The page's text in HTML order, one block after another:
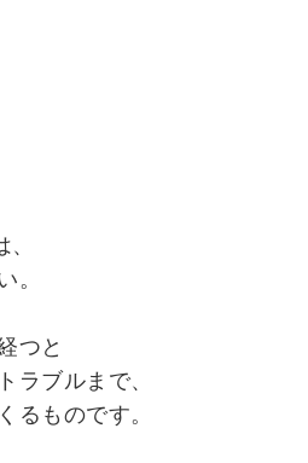
。
つと
ラブルまで、
るものです。